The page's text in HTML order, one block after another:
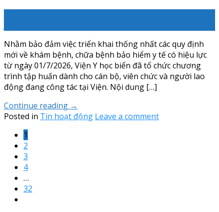
Nhằm bảo đảm việc triển khai thống nhất các quy định
mới về khám bệnh, chữa bệnh bảo hiểm y tế có hiệu lực
từ ngày 01/7/2026, Viện Y học biển đã tổ chức chương
trình tập huấn dành cho cán bộ, viên chức và người lao
động đang công tác tại Viện. Nội dung […]
Continue reading →
Posted in Tin hoạt động Leave a comment
1
2
3
4
…
32